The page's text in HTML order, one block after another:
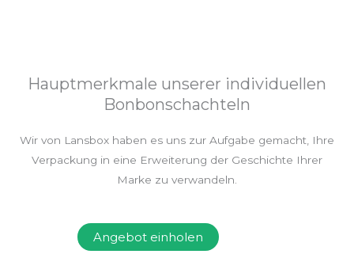
Hauptmerkmale unserer individuellen
Bonbonschachteln
Wir von Lansbox haben es uns zur Aufgabe gemacht, Ihre
Verpackung in eine Erweiterung der Geschichte Ihrer
Marke zu verwandeln.
Angebot einholen